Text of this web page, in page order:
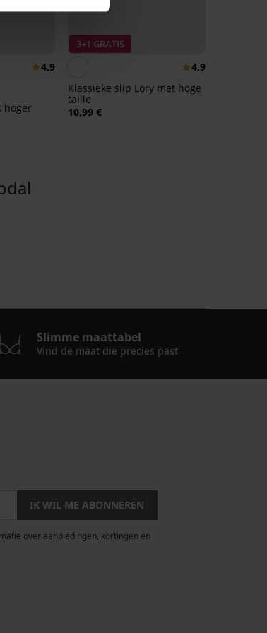
4,9
hoger
3+1 GRATIS
4,9
Klassieke slip Lory met hoge
taille
10,99 €
Slimme maattabel
Vind de maat die precies past
IK WIL ME ABONNEREN
over aanbiedingen, kortingen en